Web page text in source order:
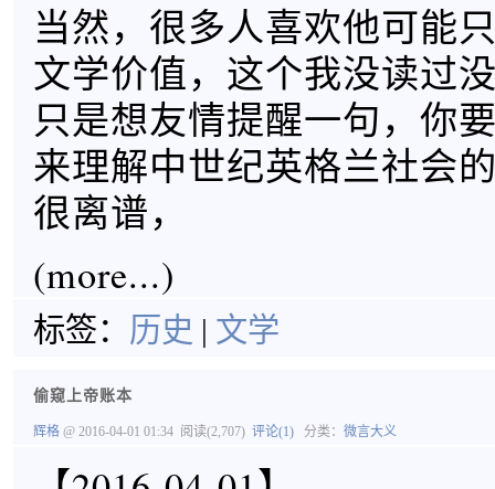
当然，很多人喜欢他可能
文学价值，这个我没读过
只是想友情提醒一句，你
来理解中世纪英格兰社会
很离谱，
(more...)
标签： 历史 | 文学
偷窥上帝账本
辉格 @ 2016-04-01 01:34 阅读(2,707) 评论(1) 分类： 微言大义